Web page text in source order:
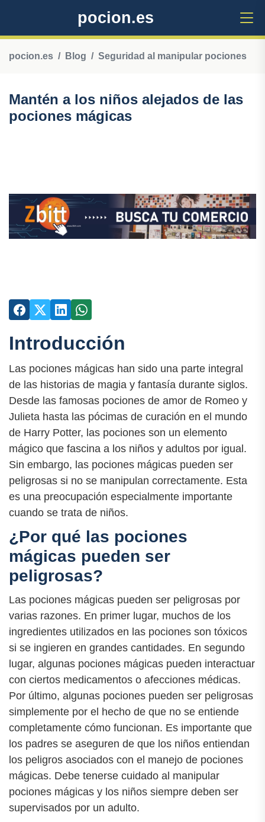
pocion.es
pocion.es Blog Seguridad al manipular pociones
Mantén a los niños alejados de las
pociones mágicas
Introducción
Las pociones mágicas han sido una parte integral
de las historias de magia y fantasía durante siglos.
Desde las famosas pociones de amor de Romeo y
Julieta hasta las pócimas de curación en el mundo
de Harry Potter, las pociones son un elemento
mágico que fascina a los niños y adultos por igual.
Sin embargo, las pociones mágicas pueden ser
peligrosas si no se manipulan correctamente. Esta
es una preocupación especialmente importante
cuando se trata de niños.
¿Por qué las pociones
mágicas pueden ser
peligrosas?
Las pociones mágicas pueden ser peligrosas por
varias razones. En primer lugar, muchos de los
ingredientes utilizados en las pociones son tóxicos
si se ingieren en grandes cantidades. En segundo
lugar, algunas pociones mágicas pueden interactuar
con ciertos medicamentos o afecciones médicas.
Por último, algunas pociones pueden ser peligrosas
simplemente por el hecho de que no se entiende
completamente cómo funcionan. Es importante que
los padres se aseguren de que los niños entiendan
los peligros asociados con el manejo de pociones
mágicas. Debe tenerse cuidado al manipular
pociones mágicas y los niños siempre deben ser
supervisados por un adulto.